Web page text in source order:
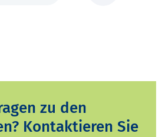
zu den
Kontaktieren Sie